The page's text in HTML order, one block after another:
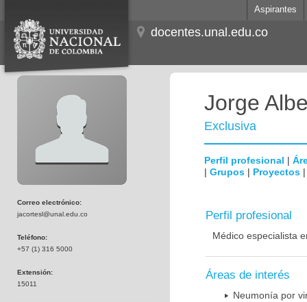
Aspirantes
docentes.unal.edu.co
Correo electrónico:
jacortesl@unal.edu.co
Teléfono:
+57 (1) 316 5000
Extensión:
15011
Jorge
Exclusiva
Perfil profesional |
| Grupos | Proyectos
Perfil profesional
Médico especialista
Áreas de interés
Neumonía por